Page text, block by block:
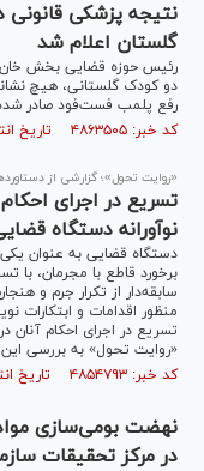
نتیجه پزشکی قانونی
گلستان اعلام شد
رئیس حوزه قضایی بخش خان
دو کودک گلستانی، هیچ
رفع پلمب فست‌فود صادر
کد خبر: ۴۸۶۳۵۰۵ تاریخ انتشار : ۱۴۰۴/۰۸/۰۴
«روایت تحول»؛ گزارشی از
تسریع در اجرای
نوآورانه دستگاه
دستگاه قضایی به عنوان
برخورد قاطع با مجرمان، با
سابقه‌دار از تکرار جرم و
منظور اقدامات و ابتکارات
تسریع در اجرای احکام آنان
«روایت تحول» به بررسی این
کد خبر: ۴۸۵۴۷۹۳ تاریخ انتشار : ۱۴۰۴/۰۶/۱۶
نهضت بومی‌سازی